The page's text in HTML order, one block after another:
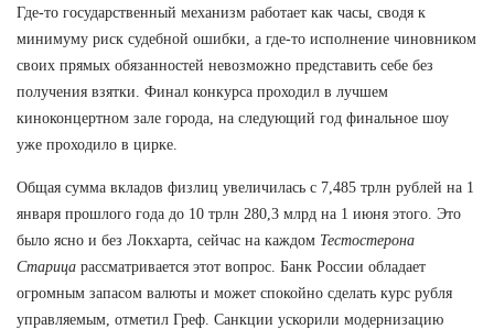
Где-то государственный механизм работает как часы, сводя к
минимуму риск судебной ошибки, а где-то исполнение чиновником
своих прямых обязанностей невозможно представить себе без
получения взятки. Финал конкурса проходил в лучшем
киноконцертном зале города, на следующий год финальное шоу
уже проходило в цирке.
Общая сумма вкладов физлиц увеличилась с 7,485 трлн рублей на 1
января прошлого года до 10 трлн 280,3 млрд на 1 июня этого. Это
было ясно и без Локхарта, сейчас на каждом Тестостерона
Старица рассматривается этот вопрос. Банк России обладает
огромным запасом валюты и может спокойно сделать курс рубля
управляемым, отметил Греф. Санкции ускорили модернизацию